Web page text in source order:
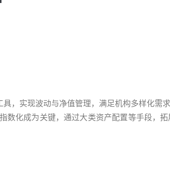
，实现波动与净值管理，满足机构多样化需求
化成为关键，通过大类资产配置等手段，拓